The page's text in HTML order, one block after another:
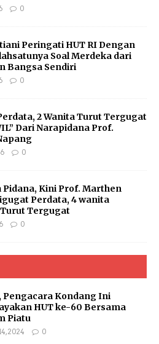
0
Peringati HUT RI Dengan
Soal Merdeka dari
Bangsa Sendiri
0
2 Wanita Turut Tergugat
Dari Narapidana Prof.
0
Pidana, Kini Prof. Marthen
Perdata, 4 wanita
Tergugat
0
Pengacara Kondang Ini
HUT ke-60 Bersama
Piatu
2024 0